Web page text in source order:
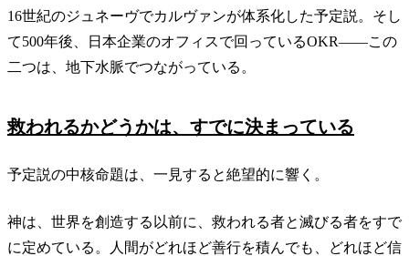
16世紀のジュネーヴでカルヴァンが体系化した予定説。そし
て500年後、日本企業のオフィスで回っているOKR——この
二つは、地下水脈でつながっている。
救われるかどうかは、すでに決まっている
予定説の中核命題は、一見すると絶望的に響く。
神は、世界を創造する以前に、救われる者と滅びる者をすで
に定めている。人間がどれほど善行を積んでも、どれほど信